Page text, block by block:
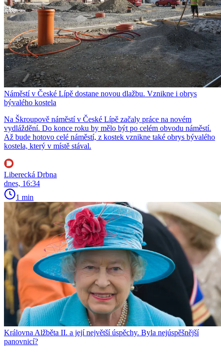
Náměstí v České Lípě dostane novou dlažbu. Vznikne i obrys
bývalého kostela
Na Škroupově náměstí v České Lípě začaly práce na novém
vydláždění. Do konce roku by mělo být po celém obvodu náměstí.
Až bude hotovo celé náměstí, z kostek vznikne také obrys bývalého
kostela, který v místě stával.
Liberecká Drbna
dnes, 16:34
1 min
Královna Alžběta II. a její největší úspěchy. Byla nejúspěšnější
panovnicí?